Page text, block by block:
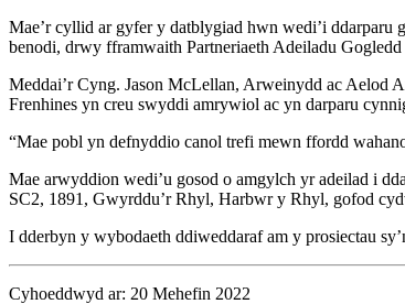
Mae’r cyllid ar gyfer y datblygiad hwn wedi’i
benodi, drwy fframwaith Partneriaeth Adeiladu
Meddai’r Cyng. Jason McLellan, Arweinydd ac Aelod
Frenhines yn creu swyddi amrywiol ac yn darparu
“Mae pobl yn defnyddio canol trefi mewn ffordd
Mae arwyddion wedi’u gosod o amgylch yr adeilad i
SC2, 1891, Gwyrddu’r Rhyl, Harbwr y Rhyl, gofod
I dderbyn y wybodaeth ddiweddaraf am y prosiectau
Cyhoeddwyd ar: 20 Mehefin 2022